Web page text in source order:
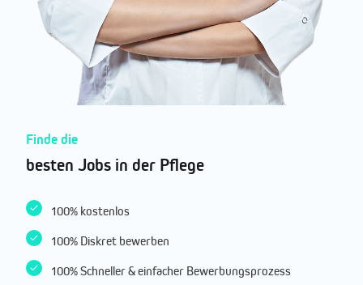
Finde die
besten Jobs in der Pflege
100% kostenlos
100% Diskret bewerben
100% Schneller & einfacher Bewerbungsprozess